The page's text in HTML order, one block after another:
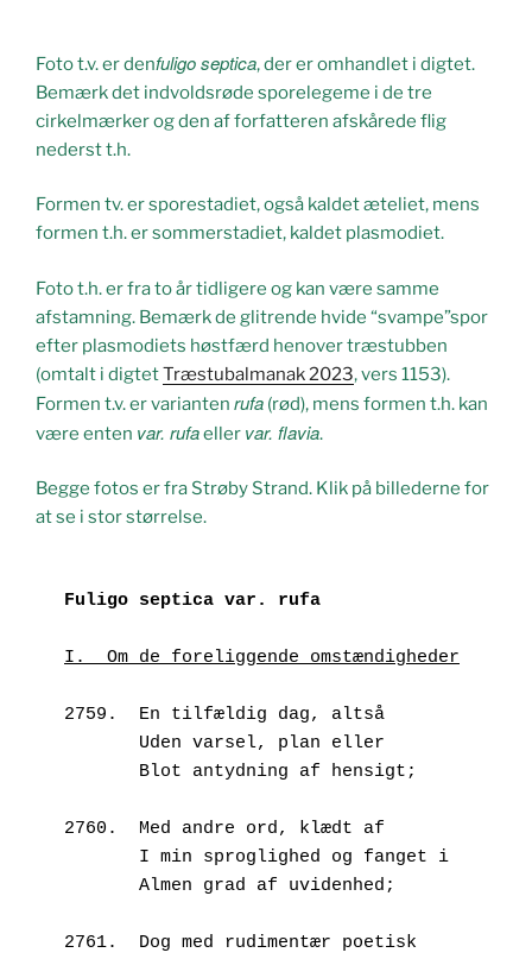
Foto t.v. er denfuligo septica, der er omhandlet i digtet.
Bemærk det indvoldsrøde sporelegeme i de tre
cirkelmærker og den af forfatteren afskårede flig
nederst t.h.
Formen tv. er sporestadiet, også kaldet æteliet, mens
formen t.h. er sommerstadiet, kaldet plasmodiet.
Foto t.h. er fra to år tidligere og kan være samme
afstamning. Bemærk de glitrende hvide “svampe”spor
efter plasmodiets høstfærd henover træstubben
(omtalt i digtetTræstubalmanak 2023, vers 1153).
Formen t.v. er varianten rufa (rød), mens formen t.h. kan
være enten var. rufaeller var. flavia.
Begge fotos er fra Strøby Strand. Klik på billederne for
at se i stor størrelse.
Fuligo septica var. rufa
I.  Om de foreliggende omstændigheder
2759.  En tilfældig dag, altså
       Uden varsel, plan eller
       Blot antydning af hensigt;
2760.  Med andre ord, klædt af
       I min sproglighed og fanget i
       Almen grad af uvidenhed;
2761.  Dog med rudimentær poetisk